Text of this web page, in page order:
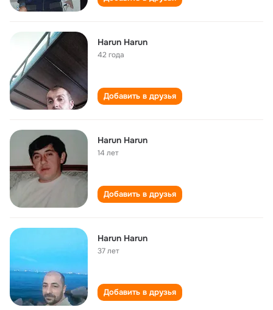
Harun Harun
42 года
Добавить в друзья
Harun Harun
14 лет
Добавить в друзья
Harun Harun
37 лет
Добавить в друзья